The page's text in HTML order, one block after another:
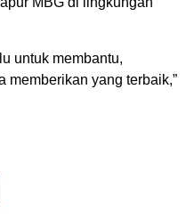
untuk membantu,
memberikan yang terbaik,”